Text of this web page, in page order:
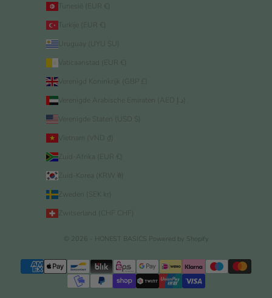
Tunesië (EUR €)
Turkije (EUR €)
Uruguay (UYU $U)
Vaticaanstad (EUR €)
Verenigd Koninkrijk (GBP £)
Verenigde Staten (USD $)
Vietnam (VND ₫)
Zuid-Afrika (EUR €)
Zuid-Korea (KRW ₩)
Zweden (SEK kr)
Zwitserland (CHF CHF)
© 2026 - HONEST BASICS Powered by Shopify